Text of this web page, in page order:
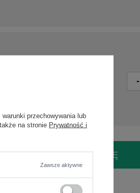
-
SIĘ I ZOBACZ CENĘ
warunki przechowywania lub
na stronie Prywatność i
Zawsze aktywne